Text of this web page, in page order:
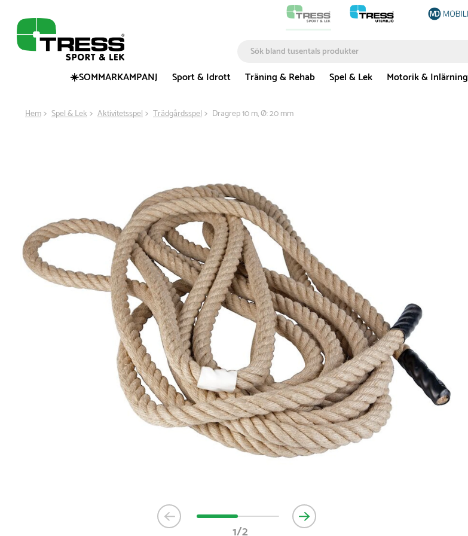
☀️SOMMARKAMPANJ
Sport & Idrott Träning & Rehab Spel & Lek Motorik & Inlärning
Hem Spel & Lek Aktivitetsspel Trädgårdsspel Dragrep 10 m, Ø: 20 mm
1/2